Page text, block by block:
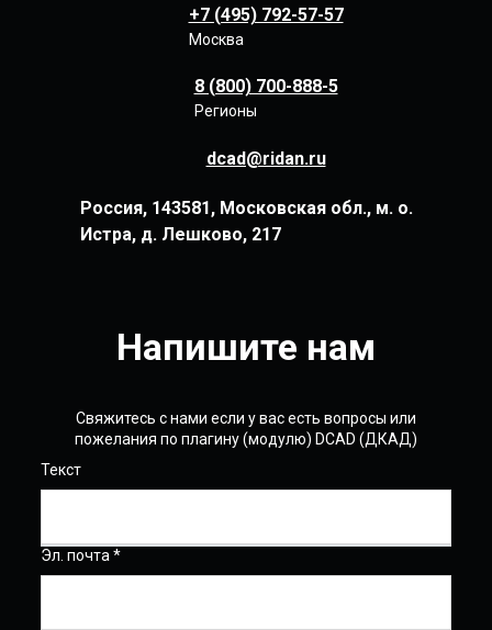
+7 (495) 792-57-57
Москва
8 (800) 700-888-5
Регионы
dcad@ridan.ru
Россия, 143581, Московская обл., м. о.
Истра, д. Лешково, 217
Напишите нам
Свяжитесь с нами если у вас есть вопросы или
пожелания по плагину (модулю) DCAD (ДКАД)
Текст
Эл. почта *